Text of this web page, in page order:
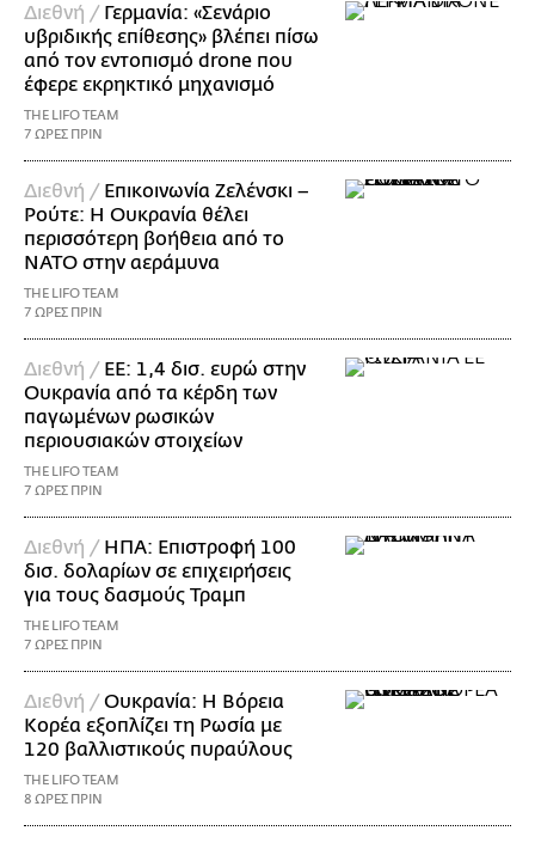
Διεθνή / Γερμανία: «Σενάριο
υβριδικής επίθεσης» βλέπει πίσω
από τον εντοπισμό drone που
έφερε εκρηκτικό μηχανισμό
THE LIFO TEAM
7 ΩΡΕΣ ΠΡΙΝ
Διεθνή / Επικοινωνία Ζελένσκι –
Ρούτε: Η Ουκρανία θέλει
περισσότερη βοήθεια από το
ΝΑΤΟ στην αεράμυνα
THE LIFO TEAM
7 ΩΡΕΣ ΠΡΙΝ
Διεθνή / ΕΕ: 1,4 δισ. ευρώ στην
Ουκρανία από τα κέρδη των
παγωμένων ρωσικών
περιουσιακών στοιχείων
THE LIFO TEAM
7 ΩΡΕΣ ΠΡΙΝ
Διεθνή / ΗΠΑ: Επιστροφή 100
δισ. δολαρίων σε επιχειρήσεις
για τους δασμούς Τραμπ
THE LIFO TEAM
7 ΩΡΕΣ ΠΡΙΝ
Διεθνή /Ουκρανία: Η Βόρεια
Κορέα εξοπλίζει τη Ρωσία με
120 βαλλιστικούς πυραύλους
THE LIFO TEAM
8 ΩΡΕΣ ΠΡΙΝ